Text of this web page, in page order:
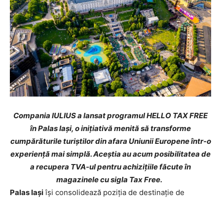
Compania IULIUS a lansat programul HELLO TAX FREE
în Palas Iași, o inițiativă menită să transforme
cumpărăturile turiștilor din afara Uniunii Europene într-o
experiență mai simplă. Aceștia au acum posibilitatea de
a recupera TVA-ul pentru achizițiile făcute în
magazinele cu sigla Tax Free.
Palas Iașiîși consolidează poziția de destinație de